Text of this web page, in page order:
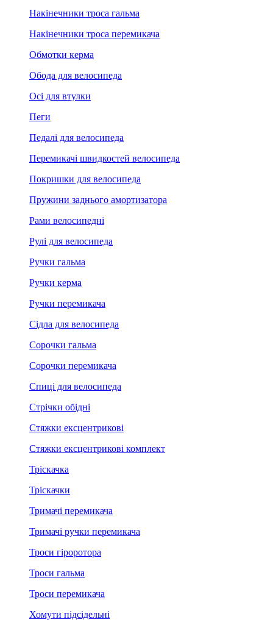
Накінечники троса гальма
Накінечники троса перемикача
Обмотки керма
Обода для велосипеда
Осі для втулки
Пеги
Педалі для велосипеда
Перемикачі швидкостей велосипеда
Покришки для велосипеда
Пружини заднього амортизатора
Рами велосипедні
Рулі для велосипеда
Ручки гальма
Ручки керма
Ручки перемикача
Сідла для велосипеда
Сорочки гальма
Сорочки перемикача
Спиці для велосипеда
Стрічки обідні
Стяжки ексцентрикові
Стяжки ексцентрикові комплект
Тріскачка
Тріскачки
Тримачі перемикача
Тримачі ручки перемикача
Троси гіроротора
Троси гальма
Троси перемикача
Хомути підсідельні